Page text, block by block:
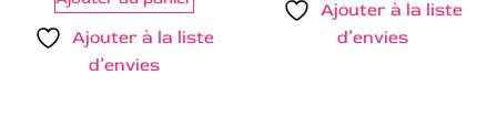
Ajouter à la liste
d’envies
Ajouter à la liste
d’envies